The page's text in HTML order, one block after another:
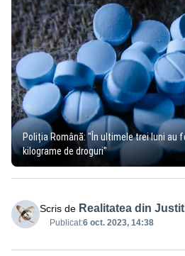
Poliția Română: "În ultimele trei luni au
kilograme de droguri"
Scris de Realitatea din
Publicat:6 oct. 2023, 14:38